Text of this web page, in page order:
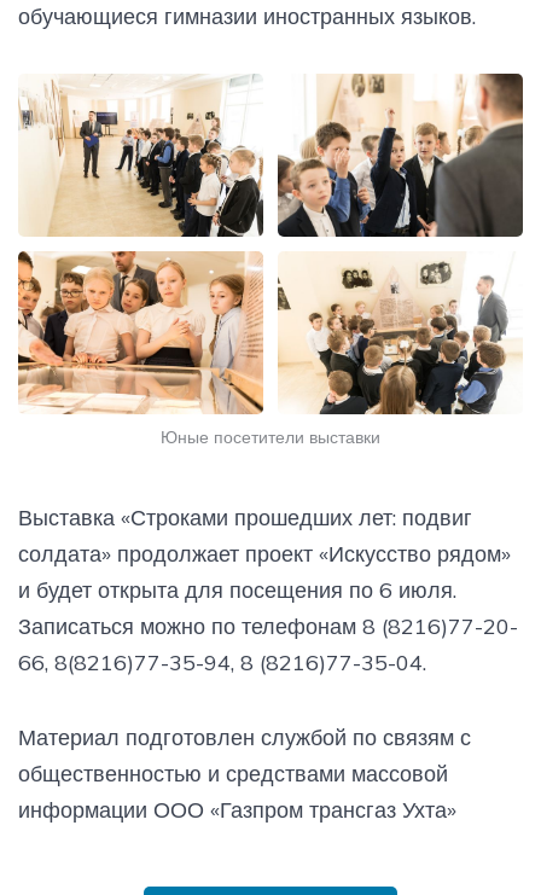
обучающиеся гимназии иностранных языков.
Юные посетители выставки
Выставка «Строками прошедших лет: подвиг
солдата» продолжает проект «Искусство рядом»
и будет открыта для посещения по 6 июля.
Записаться можно по телефонам 8 (8216)77-20-
66, 8(8216)77-35-94, 8 (8216)77-35-04.
Материал подготовлен службой по связям с
общественностью и средствами массовой
информации ООО «Газпром трансгаз Ухта»